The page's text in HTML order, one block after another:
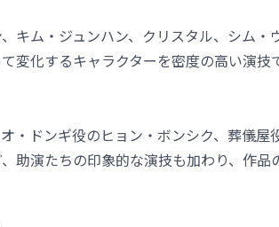
キム・ジュンハン、クリスタル、シム・
変化するキャラクターを密度の高い演技
・ドンギ役のヒョン・ボンシク、葬儀屋
助演たちの印象的な演技も加わり、作品